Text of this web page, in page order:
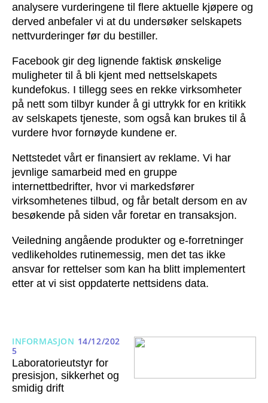
analysere vurderingene til flere aktuelle kjøpere og
derved anbefaler vi at du undersøker selskapets
nettvurderinger før du bestiller.
Facebook gir deg lignende faktisk ønskelige
muligheter til å bli kjent med nettselskapets
kundefokus. I tillegg sees en rekke virksomheter
på nett som tilbyr kunder å gi uttrykk for en kritikk
av selskapets tjeneste, som også kan brukes til å
vurdere hvor fornøyde kundene er.
Nettstedet vårt er finansiert av reklame. Vi har
jevnlige samarbeid med en gruppe
internettbedrifter, hvor vi markedsfører
virksomhetenes tilbud, og får betalt dersom en av
besøkende på siden vår foretar en transaksjon.
Veiledning angående produkter og e-forretninger
vedlikeholdes rutinemessig, men det tas ikke
ansvar for rettelser som kan ha blitt implementert
etter at vi sist oppdaterte nettsidens data.
INFORMASJON 14/12/202
5
Laboratorieutstyr for
presisjon, sikkerhet og
smidig drift